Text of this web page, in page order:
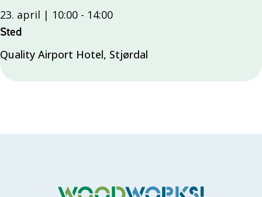
23. april | 10:00 - 14:00
Sted
Quality Airport Hotel, Stjørdal